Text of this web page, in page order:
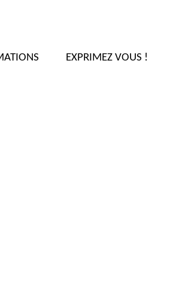
EXPRIMEZ VOUS !